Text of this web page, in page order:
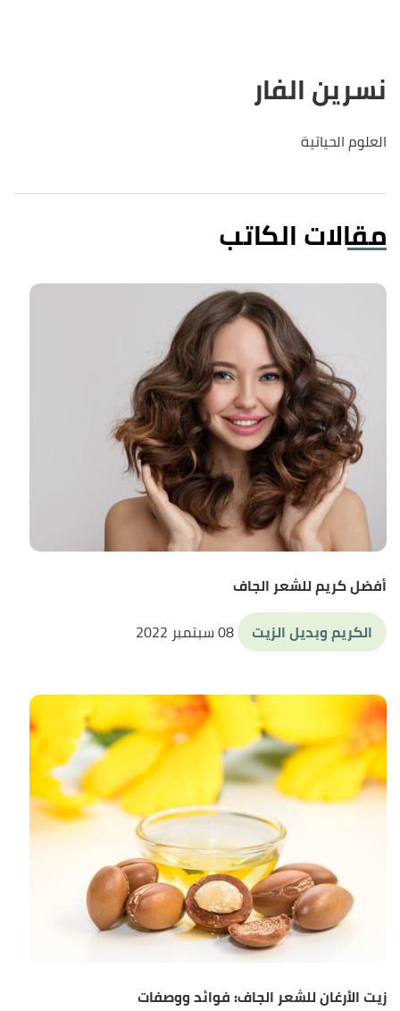
نسرين الفار
العلوم الحياتية
مقالات الكاتب
أفضل كريم للشعر الجاف
الكريم وبديل الزيت
08 سبتمبر 2022
زيت الأرغان للشعر الجاف: فوائد ووصفات